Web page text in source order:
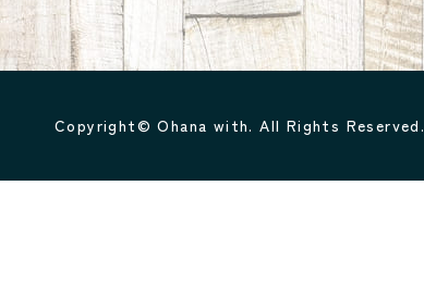
Copyright© Ohana with. All Rights Reserved.